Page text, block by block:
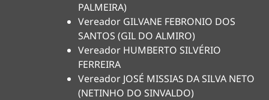
PALMEIRA)
Vereador GILVANE FEBRONIO DOS
SANTOS (GIL DO ALMIRO)
Vereador HUMBERTO SILVÉRIO
FERREIRA
Vereador JOSÉ MISSIAS DA SILVA NETO
(NETINHO DO SINVALDO)